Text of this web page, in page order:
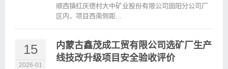
顺西镇红庆德村大中矿业股份有限公司固阳分公司厂
区内，项目西南侧距...
15
2026-01
内蒙古鑫茂成工贸有限公司选矿厂生产
线技改升级项目安全验收评价